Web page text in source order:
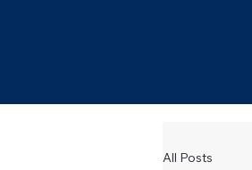
All Posts